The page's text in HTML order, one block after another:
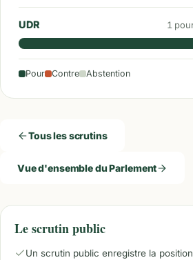
UDR 1
Pour Contre Abstention
Tous les scrutins
Vue d'ensemble du Parlement
Le scrutin public
Un scrutin public enregistre la